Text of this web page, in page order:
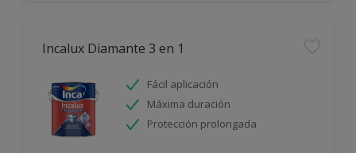
Incalux Diamante 3 en 1
Fácil aplicación
Máxima duración
Protección prolongada